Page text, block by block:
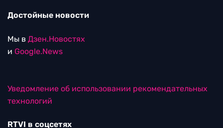
Достойные новости
Мы в Дзен.Новостях
и Google.News
Уведомление об использовании рекомендательных
технологий
RTVI в соцсетях